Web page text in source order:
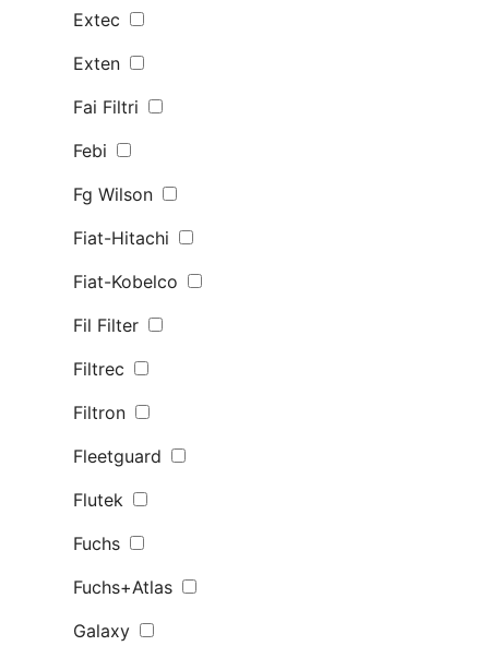
Extec
Exten
Fai Filtri
Febi
Fg Wilson
Fiat-Hitachi
Fiat-Kobelco
Fil Filter
Filtrec
Filtron
Fleetguard
Flutek
Fuchs
Fuchs+Atlas
Galaxy